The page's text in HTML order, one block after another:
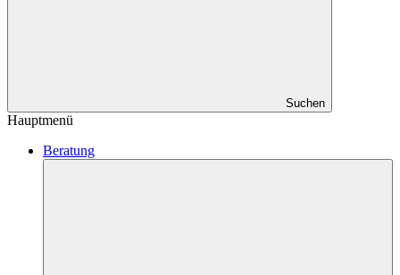
Suchen
Hauptmenü
Beratung